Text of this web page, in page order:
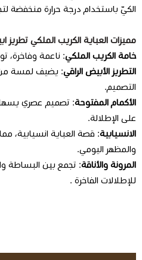
الكيّ باستخدام درجة حرارة منخفضة
مميزات العباية الكريب الملكي
خامة الكريب الملكي: ناعمة وفاخرة،
التطريز الأبيض الراقي: يضيف لمسة من
التصميم.
الأكمام المفتوحة: تصميم عصري
على الإطلالة.
الانسيابية: قصة العباية انسيابية،
والمظهر اليومي.
المرونة والأناقة: تجمع بين البساطة
للإطلالات الفاخرة .